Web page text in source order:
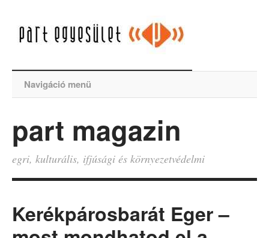
Navigáció menü
part magazin
egri, kulturális, ifjúsági és környezetvédelmi
Kerékpárosbarát Eger –